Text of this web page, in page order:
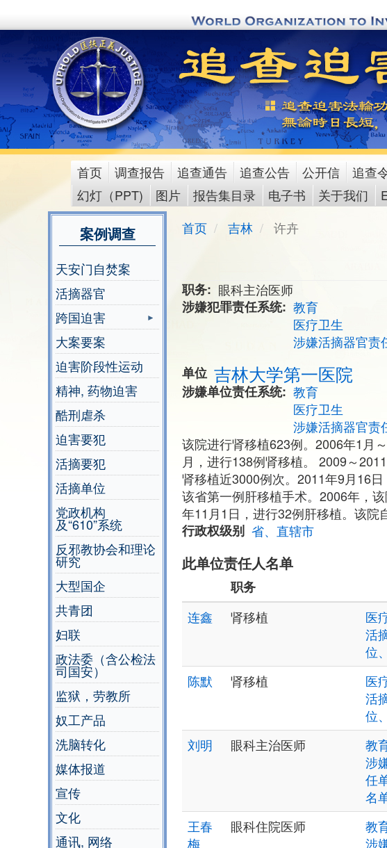
to
content
main
menu
首页 调查报告 追查通告 追查公告 公开信 追查
幻灯（PPT)
图片 报告集目录 电子书 关于我们
案例调查
天安门自焚案
活摘器官
跨国迫害
大案要案
迫害阶段性运动
精神, 药物迫害
酷刑虐杀
迫害要犯
活摘要犯
活摘单位
党政机构
及“610”系统
反邪教协会和理论
研究
大型国企
共青团
妇联
政法委（含公检法
司国安）
监狱，劳教所
奴工产品
洗脑转化
媒体报道
宣传
文化
通讯, 网络
首页 吉林 许卉
职务
眼科主治医师
涉嫌犯罪责任系统
教育
医疗卫生
涉嫌活摘器官责
单位 吉林大学第一医院
涉嫌单位责任系统
教育
医疗卫生
涉嫌活摘器官责
该院进行肾移植623例。2006年1月
月，进行138例肾移植。 2009～
肾移植近3000例次。2011年9月16
该省第一例肝移植手术。2006年，
年11月1日，进行32例肝移植。该院
行政权级别 省、直辖市
此单位责任人名单
职务
连鑫
肾移植 医
活
位
陈默
肾移植 医
活
位
刘明
眼科主治医师 教
涉
任
名
王春
梅
眼科住院医师 教
涉